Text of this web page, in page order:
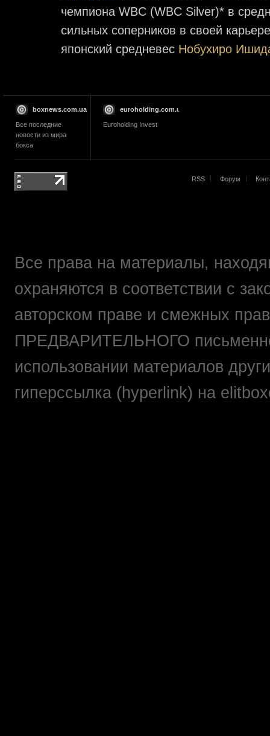
чемпиона WBС (WBC Silver)* в
сильных соперников в своей
японский средневес Нобухиро
boxnews.com.ua
Все последние
новости из мира
бокса
euroholding.com.ua
Euroholding Invest
RSS Форум
Все права на материалы,
охраняются в соответствии с
авторском праве и смежных
ПРЕДВАРИТЕЛЬНОГО
использовании материалов
гиперссылка (hyperlink) на